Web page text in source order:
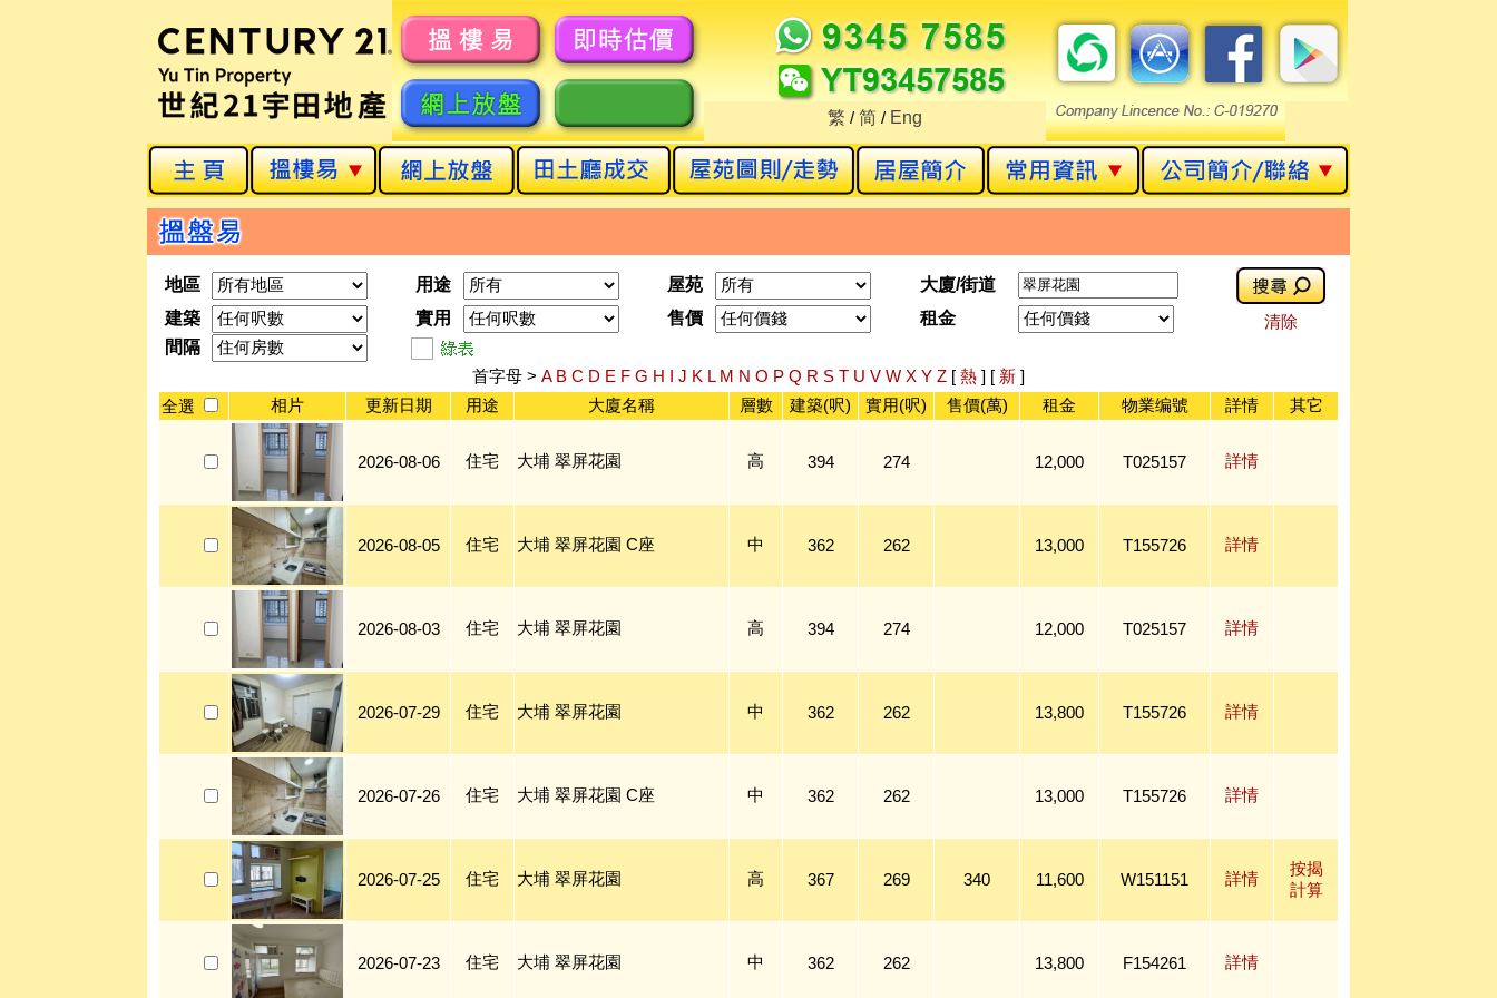
繁 / 简 / Eng
地區 用途 屋苑
大廈/街道
建築
實用 售價 租金
清除
間隔
首字母 > A B C D E F G H I J K L M N O P Q R S T U V W X Y Z [ 熱 ] [ 新 ]
全選
相片 更新日期 用途 大廈名稱 層數 建築(呎) 實用(呎) 售價(萬) 租金 物業编號 詳情 其它
2026-08-06 住宅 大埔 翠屏花園 高 394 274 12,000 T025157 詳情
2026-08-05 住宅 大埔 翠屏花園 C座 中 362 262 13,000 T155726 詳情
2026-08-03 住宅 大埔 翠屏花園 高 394 274 12,000 T025157 詳情
2026-07-29 住宅 大埔 翠屏花園 中 362 262 13,800 T155726 詳情
2026-07-26 住宅 大埔 翠屏花園 C座 中 362 262 13,000 T155726 詳情
2026-07-25 住宅 大埔 翠屏花園 高 367 269 340 11,600 W151151 詳情
按揭
計算
2026-07-23 住宅 大埔 翠屏花園 中 362 262 13,800 F154261 詳情